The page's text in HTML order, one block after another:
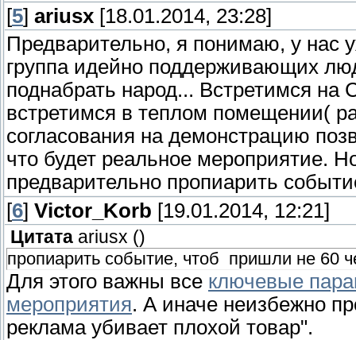
[5] ariusx [18.01.2014, 23:28]
Предварительно, я понимаю, у нас
группа идейно поддерживающих
поднабрать народ... Встретимся
встретимся в теплом помещении(
согласования на демонстрацию
что будет реальное мероприятие.
предварительно пропиарить
[6] Victor_Korb [19.01.2014, 12:21]
Цитата ariusx ()
пропиарить событие, чтоб пришли не 60
Для этого важны все ключевые
мероприятия. А иначе неизбежно
реклама убивает плохой товар".